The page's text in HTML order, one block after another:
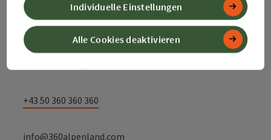
Alpenland Tourismus GmbH
Bahnhofstraße 2
+43 50 360 360 360
info@360alpenland.com
Alle Cookies deaktivieren
Individuelle Einstellungen